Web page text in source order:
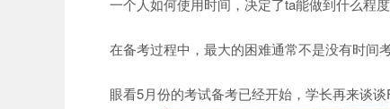
一个人如何使用时间，决定了ta能做到什么程度
在备考过程中，最大的困难通常不是没有时间考
眼看5月份的考试备考已经开始，学长再来谈谈